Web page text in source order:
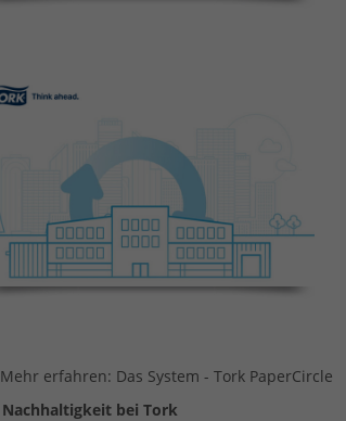
Mehr erfahren: Das System - Tork PaperCircle
Nachhaltigkeit bei Tork